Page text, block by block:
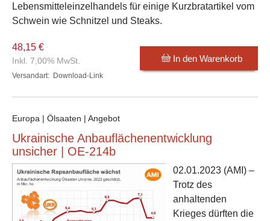
Lebensmitteleinzelhandels für einige Kurzbratartikel vom
Schwein wie Schnitzel und Steaks.
48,15 €
Inkl. 7,00% MwSt.
Versandart: Download-Link
In den Warenkorb
Europa | Ölsaaten | Angebot
Ukrainische Anbauflächenentwicklung
unsicher | OE-214b
02.01.2023 (AMI) –
Trotz des
anhaltenden
Krieges dürften die